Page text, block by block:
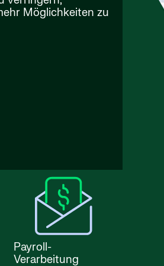
Möglichkeiten zu
Payroll-
Verarbeitung